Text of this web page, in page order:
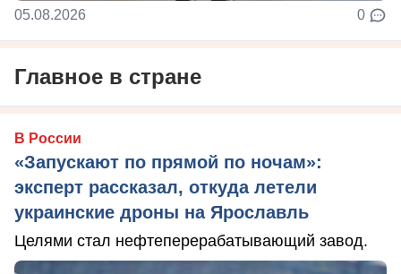
05.08.2026 0
Главное в стране
В России
«Запускают по прямой по ночам»:
эксперт рассказал, откуда летели
украинские дроны на Ярославль
Целями стал нефтеперерабатывающий завод.